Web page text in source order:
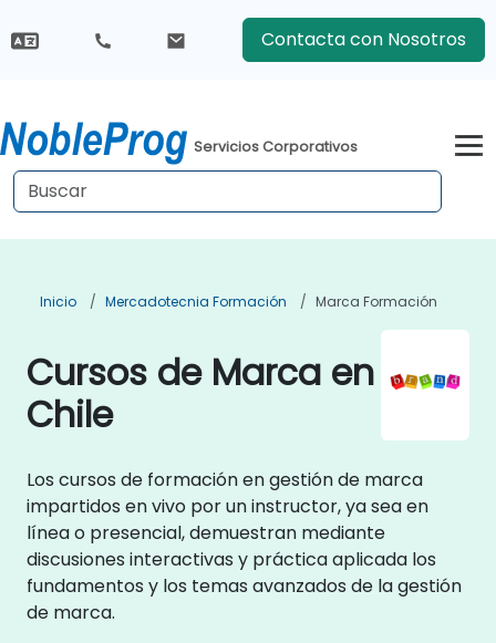
Contacta con Nosotros
Servicios Corporativos
Inicio Mercadotecnia Formación Marca Formación
Cursos de Marca en
Chile
Los cursos de formación en gestión de marca
impartidos en vivo por un instructor, ya sea en
línea o presencial, demuestran mediante
discusiones interactivas y práctica aplicada los
fundamentos y los temas avanzados de la gestión
de marca.